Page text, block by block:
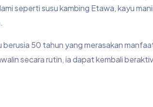
seperti susu kambing Etawa, kayu
50 tahun yang merasakan
secara rutin, ia dapat kembali